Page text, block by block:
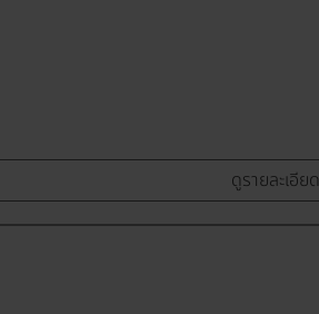
ดูรายละเอียด